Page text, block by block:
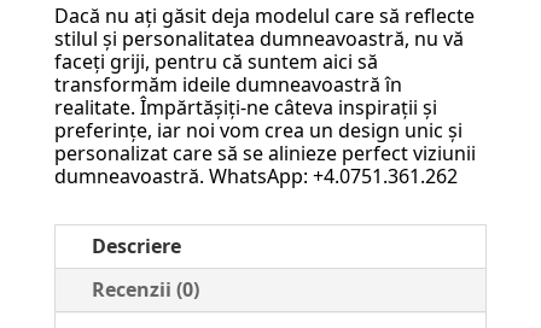
–
Stelele
Care
Ne-
au
Unit
Destinul
Dacă nu ați găsit deja modelul care să reflecte
stilul și personalitatea dumneavoastră, nu vă
faceți griji, pentru că suntem aici să
transformăm ideile dumneavoastră în
realitate. Împărtășiți-ne câteva inspirații și
preferințe, iar noi vom crea un design unic și
personalizat care să se alinieze perfect viziunii
dumneavoastră. WhatsApp: +4.0751.361.262
Descriere
Recenzii (0)